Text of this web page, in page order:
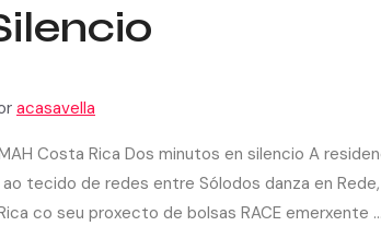
acasavella
Costa Rica Dos minutos en silencio A
tecido de redes entre Sólodos danza en
co seu proxecto de bolsas RACE emerxente …